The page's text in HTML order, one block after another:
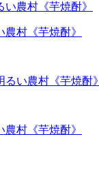
村《芋焼酎》
い農村《芋焼酎》
村《芋焼酎》